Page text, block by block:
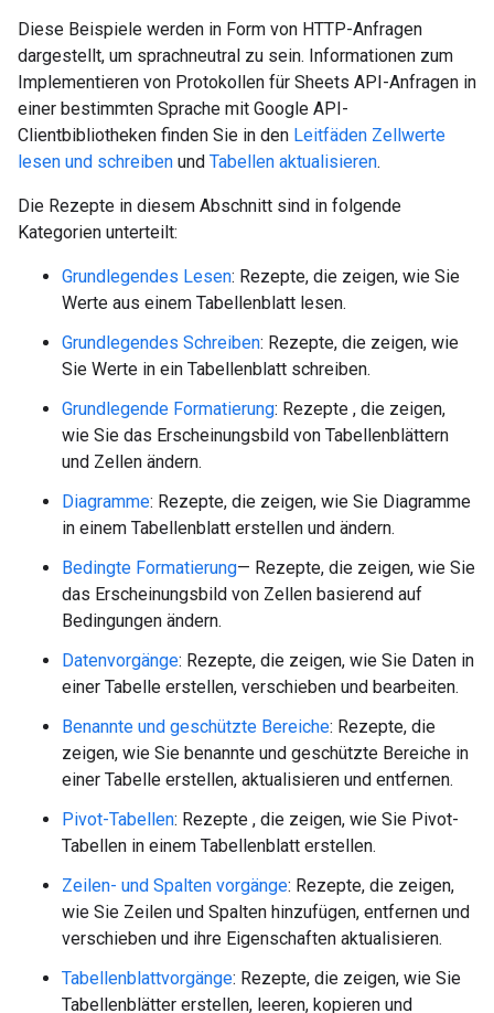
Diese Beispiele werden in Form von HTTP-Anfragen
dargestellt, um sprachneutral zu sein. Informationen zum
Implementieren von Protokollen für Sheets API-Anfragen in
einer bestimmten Sprache mit Google API-
Clientbibliotheken finden Sie in den Leitfäden Zellwerte
lesen und schreiben und Tabellen aktualisieren.
Die Rezepte in diesem Abschnitt sind in folgende
Kategorien unterteilt:
Grundlegendes Lesen: Rezepte, die zeigen, wie Sie
Werte aus einem Tabellenblatt lesen.
Grundlegendes Schreiben: Rezepte, die zeigen, wie
Sie Werte in ein Tabellenblatt schreiben.
Grundlegende Formatierung: Rezepte , die zeigen,
wie Sie das Erscheinungsbild von Tabellenblättern
und Zellen ändern.
Diagramme: Rezepte, die zeigen, wie Sie Diagramme
in einem Tabellenblatt erstellen und ändern.
Bedingte Formatierung— Rezepte, die zeigen, wie Sie
das Erscheinungsbild von Zellen basierend auf
Bedingungen ändern.
Datenvorgänge: Rezepte, die zeigen, wie Sie Daten in
einer Tabelle erstellen, verschieben und bearbeiten.
Benannte und geschützte Bereiche: Rezepte, die
zeigen, wie Sie benannte und geschützte Bereiche in
einer Tabelle erstellen, aktualisieren und entfernen.
Pivot-Tabellen: Rezepte , die zeigen, wie Sie Pivot-
Tabellen in einem Tabellenblatt erstellen.
Zeilen- und Spalten vorgänge: Rezepte, die zeigen,
wie Sie Zeilen und Spalten hinzufügen, entfernen und
verschieben und ihre Eigenschaften aktualisieren.
Tabellenblattvorgänge: Rezepte, die zeigen, wie Sie
Tabellenblätter erstellen, leeren, kopieren und